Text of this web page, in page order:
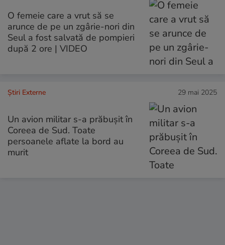
O femeie care a vrut să se
arunce de pe un zgârie-nori din
Seul a fost salvată de pompieri
după 2 ore | VIDEO
Știri Externe 29 mai 2025
Un avion militar s-a prăbușit în
Coreea de Sud. Toate
persoanele aflate la bord au
murit